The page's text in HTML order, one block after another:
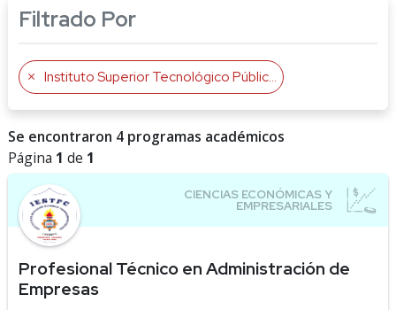
Filtrado Por
Instituto Superior Tecnológico Público Cutervo
Se encontraron 4 programas académicos
Página 1 de 1
Profesional Técnico en Administración de
Empresas